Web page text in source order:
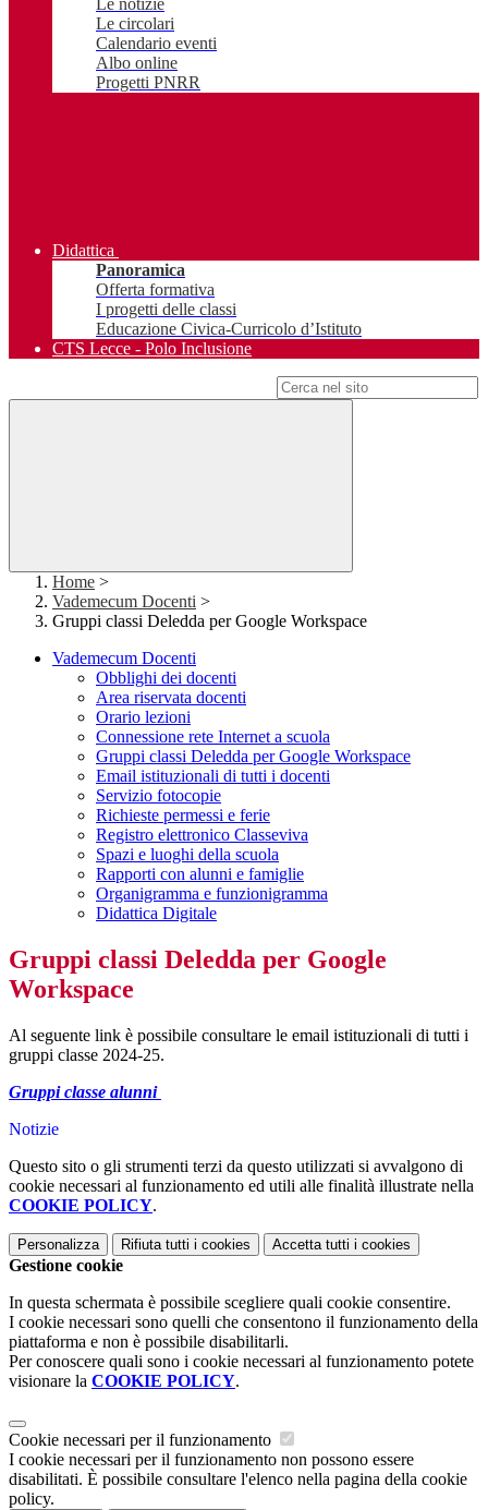
Le notizie
Le circolari
Calendario eventi
Albo online
Progetti PNRR
Didattica
Panoramica
Offerta formativa
I progetti delle classi
Educazione Civica-Curricolo d’Istituto
CTS Lecce - Polo Inclusione
Home >
Vademecum Docenti >
Gruppi classi Deledda per Google Workspace
Vademecum Docenti
Obblighi dei docenti
Area riservata docenti
Orario lezioni
Connessione rete Internet a scuola
Gruppi classi Deledda per Google Workspace
Email istituzionali di tutti i docenti
Servizio fotocopie
Richieste permessi e ferie
Registro elettronico Classeviva
Spazi e luoghi della scuola
Rapporti con alunni e famiglie
Organigramma e funzionigramma
Didattica Digitale
Gruppi classi Deledda per Google
Workspace
Al seguente link è possibile consultare le email istituzionali di tutti i
gruppi classe 2024-25.
Gruppi classe alunni
Notizie
Questo sito o gli strumenti terzi da questo utilizzati si avvalgono di
cookie necessari al funzionamento ed utili alle finalità illustrate nella
COOKIE POLICY.
Personalizza Rifiuta tutti i cookies Accetta tutti i cookies
Gestione cookie
In questa schermata è possibile scegliere quali cookie consentire.
I cookie necessari sono quelli che consentono il funzionamento della
piattaforma e non è possibile disabilitarli.
Per conoscere quali sono i cookie necessari al funzionamento potete
visionare la COOKIE POLICY.
Cookie necessari per il funzionamento
I cookie necessari per il funzionamento non possono essere
disabilitati. È possibile consultare l'elenco nella pagina della cookie
policy.